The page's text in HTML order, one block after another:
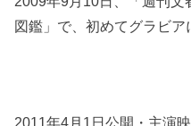
図鑑」で、初めてグラビア
2011年4月1日公開・主演